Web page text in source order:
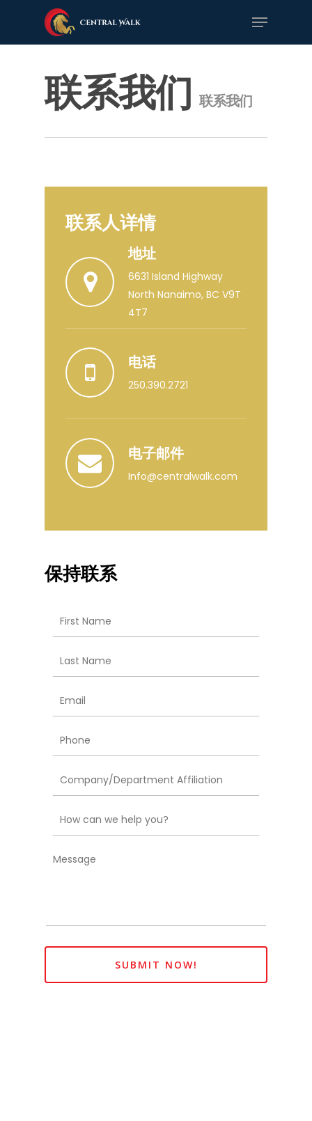
main
Menu
联系我们 联系我们
联系人详情
地址
6631 Island Highway
North Nanaimo, BC V9T
4T7
电话
250.390.2721
电子邮件
Info@centralwalk.com
保持联系
Close